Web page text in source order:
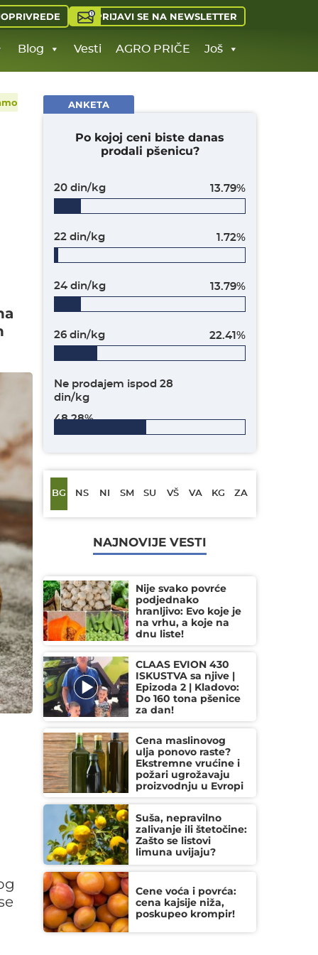
PRIJAVI SE NA NEWSLETTER
Blog Vesti AGRO PRIČE Još
ANKETA
Po kojoj ceni biste danas
prodali pšenicu?
13.79%
20 din/kg
1.72%
22 din/kg
13.79%
24 din/kg
22.41%
26 din/kg
48.28%
Ne prodajem ispod 28
din/kg
BG NS NI SM SU VŠ VA KG ZA
NAJNOVIJE VESTI
Nije svako povrće
podjednako
hranljivo: Evo koje je
na vrhu, a koje na
dnu liste!
CLAAS EVION 430
ISKUSTVA sa njive |
Epizoda 2 | Kladovo:
Do 160 tona pšenice
za dan!
Cena maslinovog
ulja ponovo raste?
Ekstremne vrućine i
požari ugrožavaju
proizvodnju u Evropi
Suša, nepravilno
zalivanje ili štetočine:
Zašto se listovi
limuna uvijaju?
Cene voća i povrća:
cena kajsije niža,
poskupeo krompir!